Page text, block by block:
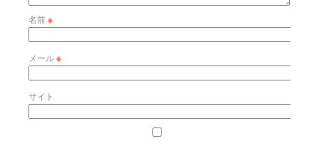
名前※
メール※
サイト